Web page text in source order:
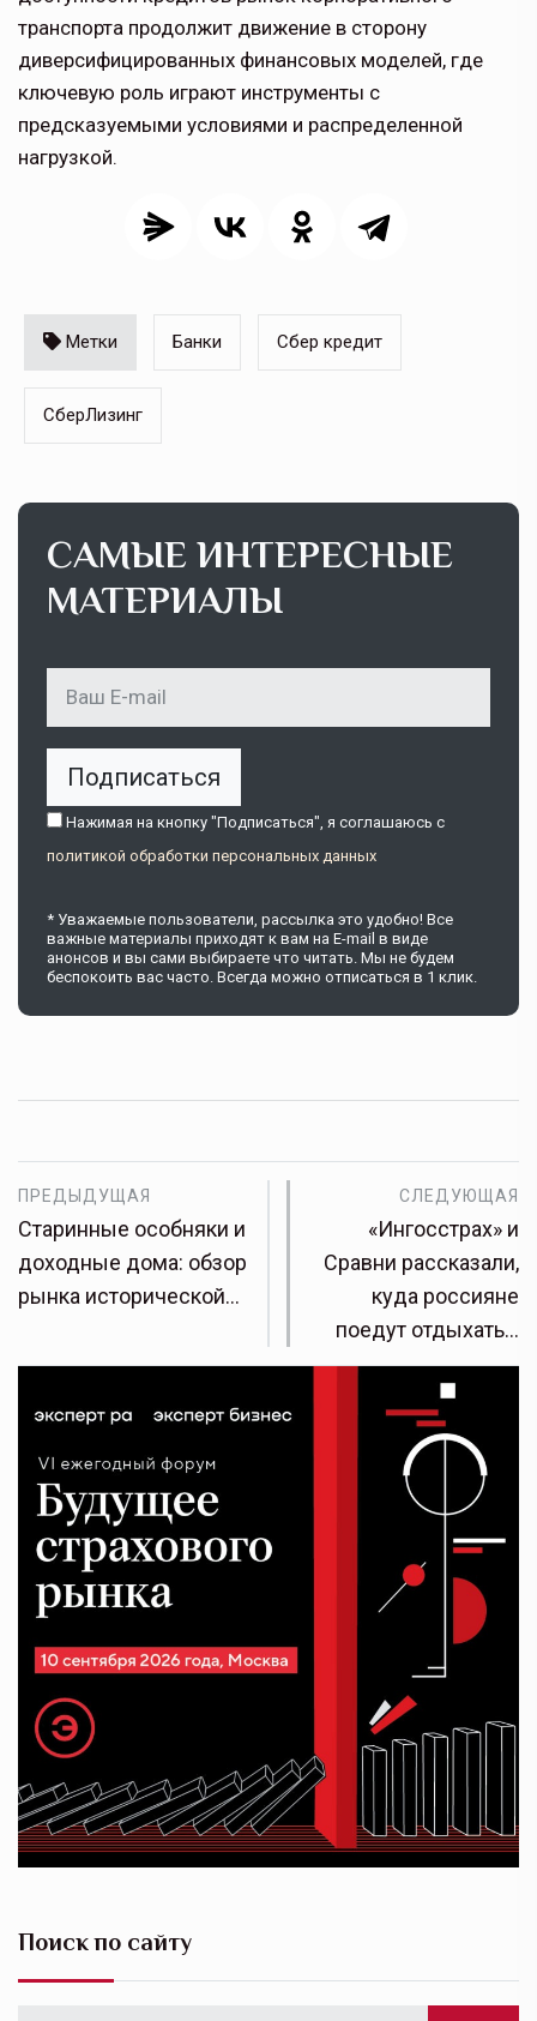
транспорта продолжит движение в сторону
диверсифицированных финансовых моделей, где
ключевую роль играют инструменты с
предсказуемыми условиями и распределенной
нагрузкой.
Метки Банки Сбер кредит
СберЛизинг
САМЫЕ ИНТЕРЕСНЫЕ
МАТЕРИАЛЫ
Подписаться
Нажимая на кнопку "Подписаться", я соглашаюсь c
политикой обработки персональных данных
* Уважаемые пользователи, рассылка это удобно! Все
важные материалы приходят к вам на E-mail в виде
анонсов и вы сами выбираете что читать. Мы не будем
беспокоить вас часто. Всегда можно отписаться в 1 клик.
ПРЕДЫДУЩАЯ
Старинные особняки и
доходные дома: обзор
рынка исторической…
СЛЕДУЮЩАЯ
«Ингосстрах» и
Сравни рассказали,
куда россияне
поедут отдыхать…
Поиск по сайту